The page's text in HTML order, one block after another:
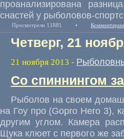
проанализирована
снастей у рыболовов-
Просмотрели 11881 •
Четверг, 21
21 ноября 2013 -
Со спиннингом
Рыболов на своем
на Гоу про (Gopro Hero 3),
другим углом. Камера
Щука клюет с первого же